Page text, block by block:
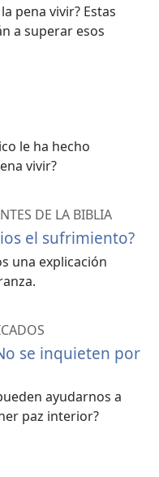
pena vivir? Estas
a superar esos
le ha hecho
vivir?
DE LA BIBLIA
el sufrimiento?
una explicación
se inquieten por
ayudarnos a
paz interior?